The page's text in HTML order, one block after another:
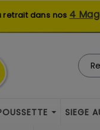
retrait dans nos 4
SIEGE